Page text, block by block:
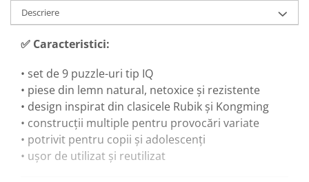
Descriere
✅ Caracteristici:
• set de 9 puzzle-uri tip IQ
• piese din lemn natural, netoxice și rezistente
• design inspirat din clasicele Rubik și Kongming
• construcții multiple pentru provocări variate
• potrivit pentru copii și adolescenți
• ușor de utilizat și reutilizat